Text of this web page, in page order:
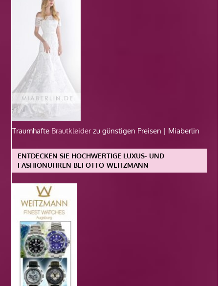
Traumhafte Brautkleiderzu günstigen Preisen | Miaberlin
ENTDECKEN SIE HOCHWERTIGE LUXUS- UND
FASHIONUHREN BEI OTTO-WEITZMANN